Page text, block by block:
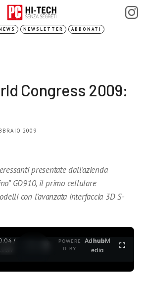
NEWSLETTER ABBONATI
Congress 2009:
2009
presentate dall’azienda
GD910, il primo cellulare
con l’avanzata interfaccia 3D S-
/
3:37
POWERE
D BY
AdhubM
edia